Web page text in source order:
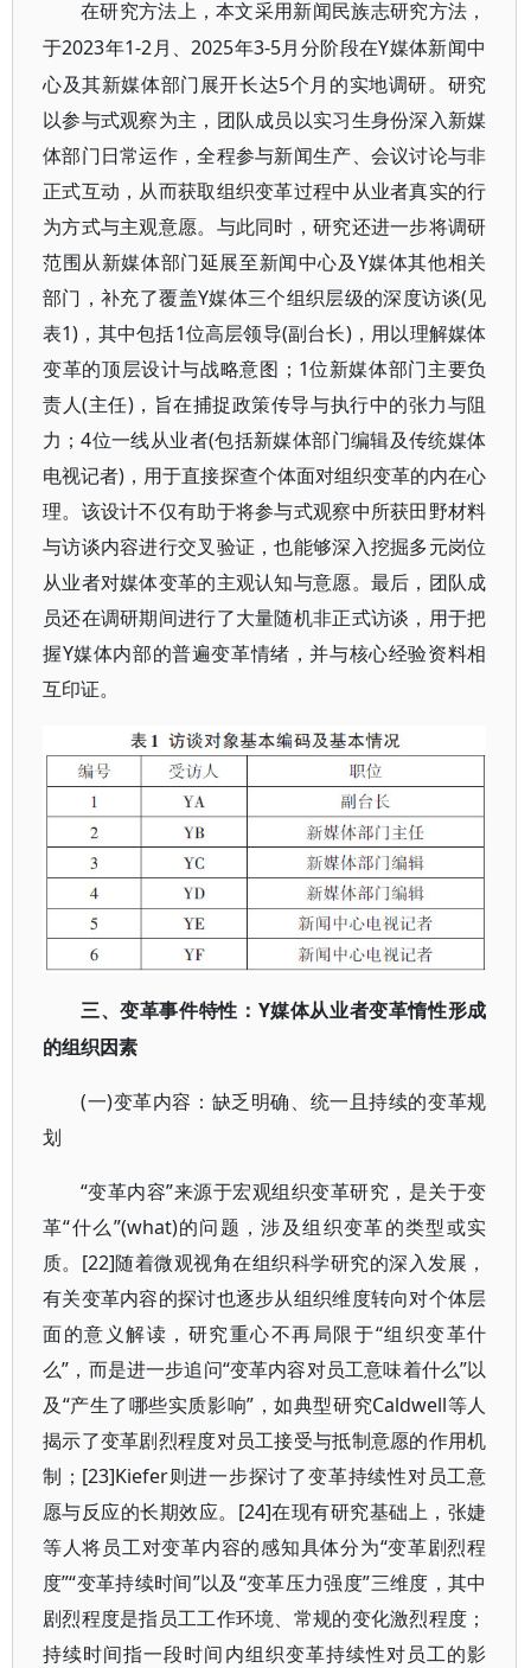
在研究方法上，本文采用新闻民族志研究方法，
于2023年1-2月、2025年3-5月分阶段在Y媒体新闻中
心及其新媒体部门展开长达5个月的实地调研。研究
以参与式观察为主，团队成员以实习生身份深入新媒
体部门日常运作，全程参与新闻生产、会议讨论与非
正式互动，从而获取组织变革过程中从业者真实的行
为方式与主观意愿。与此同时，研究还进一步将调研
范围从新媒体部门延展至新闻中心及Y媒体其他相关
部门，补充了覆盖Y媒体三个组织层级的深度访谈(见
表1)，其中包括1位高层领导(副台长)，用以理解媒体
变革的顶层设计与战略意图；1位新媒体部门主要负
责人(主任)，旨在捕捉政策传导与执行中的张力与阻
力；4位一线从业者(包括新媒体部门编辑及传统媒体
电视记者)，用于直接探查个体面对组织变革的内在心
理。该设计不仅有助于将参与式观察中所获田野材料
与访谈内容进行交叉验证，也能够深入挖掘多元岗位
从业者对媒体变革的主观认知与意愿。最后，团队成
员还在调研期间进行了大量随机非正式访谈，用于把
握Y媒体内部的普遍变革情绪，并与核心经验资料相
互印证。
三、变革事件特性： Y媒体从业者变革惰性形成
的组织因素
(一)变革内容：缺乏明确、统一且持续的变革规
划
“变革内容”来源于宏观组织变革研究，是关于变
革“什么”(what)的问题，涉及组织变革的类型或实
质。[22]随着微观视角在组织科学研究的深入发展，
有关变革内容的探讨也逐步从组织维度转向对个体层
面的意义解读，研究重心不再局限于“组织变革什
么”，而是进一步追问“变革内容对员工意味着什么”以
及“产生了哪些实质影响”，如典型研究Caldwell等人
揭示了变革剧烈程度对员工接受与抵制意愿的作用机
制；[23]Kiefer则进一步探讨了变革持续性对员工意
愿与反应的长期效应。[24]在现有研究基础上，张婕
等人将员工对变革内容的感知具体分为“变革剧烈程
度”“变革持续时间”以及“变革压力强度”三维度，其中
剧烈程度是指员工工作环境、常规的变化激烈程度；
持续时间指一段时间内组织变革持续性对员工的影